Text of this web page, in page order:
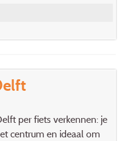
per fiets verkennen: je
centrum en ideaal om